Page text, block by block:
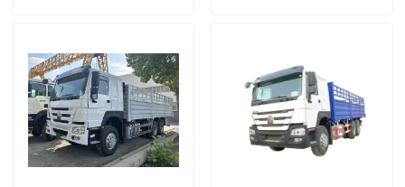
สินค้า
วิดีโอ